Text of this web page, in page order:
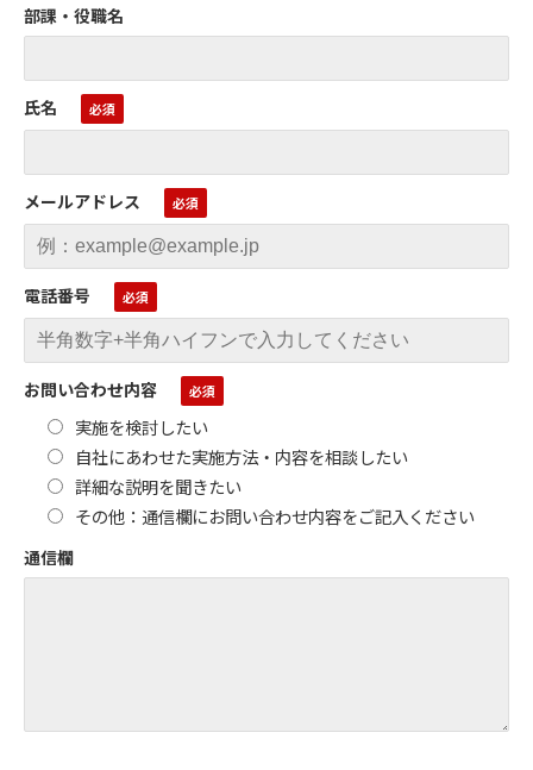
部課・役職名
氏名
メールアドレス
電話番号
お問い合わせ内容
実施を検討したい
自社にあわせた実施方法・内容を相談したい
詳細な説明を聞きたい
その他：通信欄にお問い合わせ内容をご記入ください
通信欄